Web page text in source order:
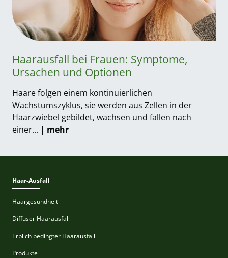
Haarausfall bei Frauen: Symptome,
Ursachen und Optionen
Haare folgen einem kontinuierlichen
Wachstumszyklus, sie werden aus Zellen in der
Haarzwiebel gebildet, wachsen und fallen nach
einer... | mehr
Haar-Ausfall
Haargesundheit
Diffuser Haarausfall
Erblich bedingter Haarausfall
Produkte